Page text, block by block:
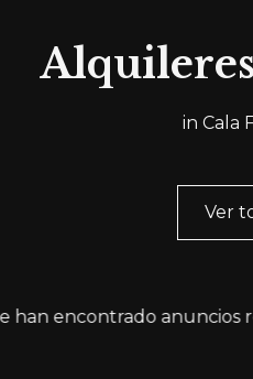
in Cala
Ver
han encontrado anuncios